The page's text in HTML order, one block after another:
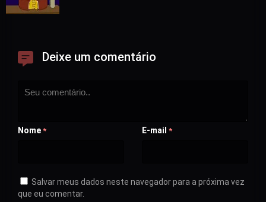
Deixe um comentário
Nome * E-mail *
Salvar meus dados neste navegador para a próxima vez
que eu comentar.